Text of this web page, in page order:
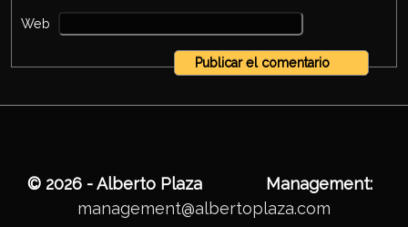
Web
© 2026 - Alberto Plaza
Management:
management@albertoplaza.com